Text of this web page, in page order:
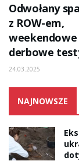
Odwołany
z ROW-em,
weekendowe
derbowe
24.03.2025
NAJNOWSZE